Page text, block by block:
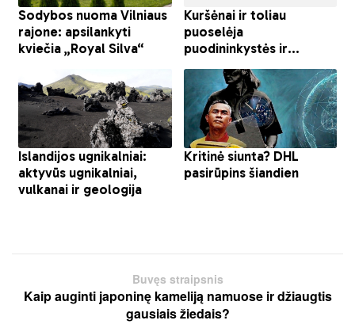
Buvęs straipsnis
Kaip auginti japoninę kameliją namuose ir džiaugtis
gausiais žiedais?